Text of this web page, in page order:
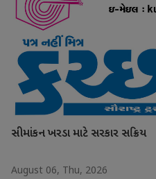
સીમાંકન ખરડા માટે સરકાર સક્રિય
August 06, Thu, 2026